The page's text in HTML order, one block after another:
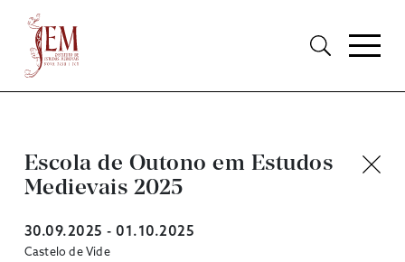
Escola de Outono em Estudos
Medievais 2025
30.09.2025 - 01.10.2025
Castelo de Vide